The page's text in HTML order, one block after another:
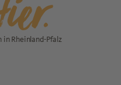
Rheinland-Pfalz